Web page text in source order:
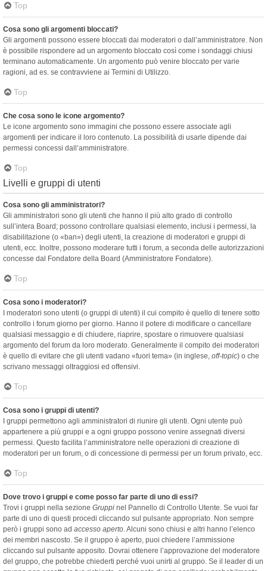
Top
Cosa sono gli argomenti bloccati?
Gli argomenti possono essere bloccati dai moderatori o dall’amministratore. Non
è possibile rispondere ad un argomento bloccato così come i sondaggi chiusi
terminano automaticamente. Un argomento può venire bloccato per varie
ragioni, ad es. se contravviene ai Termini di Utilizzo.
Top
Che cosa sono le icone argomento?
Le icone argomento sono immagini che possono essere associate agli
argomenti per indicare il loro contenuto. La possibilità di usarle dipende dai
permessi concessi dall’amministratore.
Top
Livelli e gruppi di utenti
Cosa sono gli amministratori?
Gli amministratori sono gli utenti che hanno il più alto grado di controllo
sull’intera Board; possono controllare qualsiasi elemento, inclusi i permessi, la
disabilitazione (o «ban») degli utenti, la creazione di moderatori e gruppi di
utenti, ecc. Inoltre, possono moderare tutti i forum, a seconda delle autorizzazioni
concesse dal Fondatore della Board (Amministratore Fondatore).
Top
Cosa sono i moderatori?
I moderatori sono utenti (o gruppi di utenti) il cui compito è quello di tenere sotto
controllo i forum giorno per giorno. Hanno il potere di modificare o cancellare
qualsiasi messaggio e di chiudere, riaprire, spostare o rimuovere qualsiasi
argomento del forum da loro moderato. Generalmente il compito dei moderatori
è quello di evitare che gli utenti vadano «fuori tema» (in inglese, off-topic) o che
scrivano messaggi oltraggiosi ed offensivi.
Top
Cosa sono i gruppi di utenti?
I gruppi permettono agli amministratori di riunire gli utenti. Ogni utente può
appartenere a più gruppi e a ogni gruppo possono venire assegnati diversi
permessi. Questo facilita l’amministratore nelle operazioni di creazione di
moderatori per un forum, o di concessione di permessi per un forum privato, ecc.
Top
Dove trovo i gruppi e come posso far parte di uno di essi?
Trovi i gruppi nella sezione Gruppi nel Pannello di Controllo Utente. Se vuoi far
parte di uno di questi procedi cliccando sul pulsante appropriato. Non sempre
però i gruppi sono ad accesso aperto. Alcuni sono chiusi e altri hanno l’elenco
dei membri nascosto. Se il gruppo è aperto, puoi chiedere l’ammissione
cliccando sul pulsante apposito. Dovrai ottenere l’approvazione del moderatore
del gruppo, che potrebbe chiederti perché vuoi unirti al gruppo. Se il leader di un